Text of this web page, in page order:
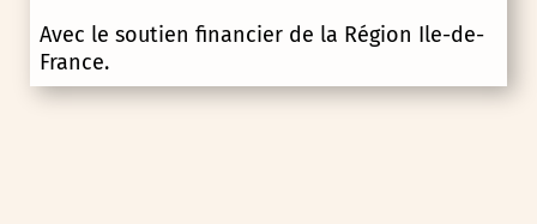
Avec le soutien financier de la Région Ile-de-
France.